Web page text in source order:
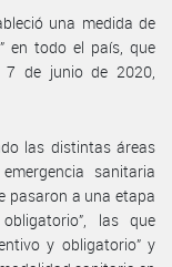
una medida de
en todo el país, que
7 de junio de 2020,
las distintas áreas
sanitaria
pasaron a una etapa
las que
y obligatorio” y